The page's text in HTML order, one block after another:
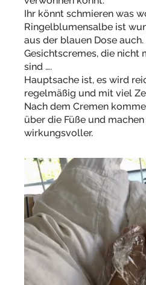
Ihr könnt schmieren was
Ringelblumensalbe ist
aus der blauen Dose
Gesichtscremes, die nicht
sind ….
Hauptsache ist, es wird
regelmäßig und mit viel
Nach dem Cremen
über die Füße und
wirkungsvoller.